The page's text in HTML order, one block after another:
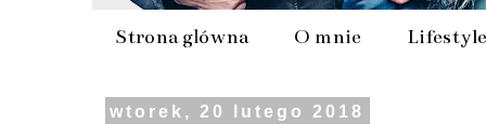
Strona główna O mnie Lifestyle
wtorek, 20 lutego 2018